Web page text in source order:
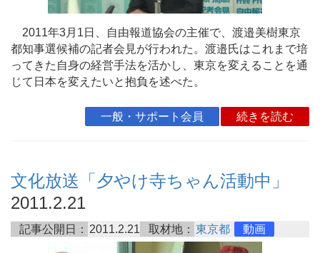
2011年3月1日、自由報道協会の主催で、渡邉美樹東京
都知事選候補の記者会見が行われた。渡邉氏はこれまで培
ってきた自身の経営手法を活かし、東京を変えることを通
じて日本を変えたいと抱負を述べた。
一般・サポート会員 続きを読む
文化放送「夕やけ寺ちゃん活動中」
2011.2.21
記事公開日： 2011.2.21 取材地： 東京都 動画